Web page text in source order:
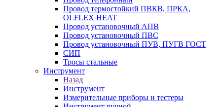
Провод термостойкий ПВКВ, ПРКА,
OLFLEX HEAT
Провод установочный АПВ
Провод установочный ПВС
Провод установочный ПУВ, ПУГВ ГОСТ
СИП
Тросы стальные
Инструмент
Назад
Инструмент
Измерительные приборы и тестеры